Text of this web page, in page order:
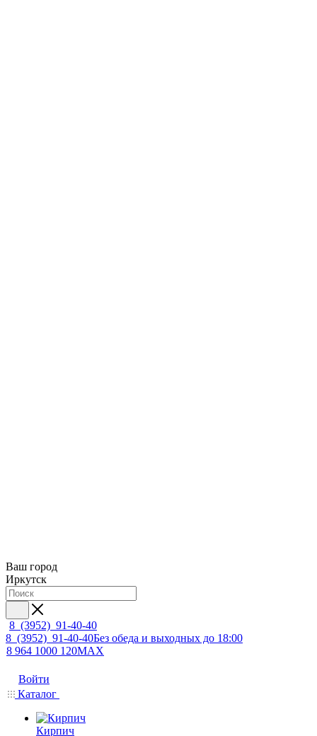
Ваш город
Иркутск
8 (3952) 91-40-40
8 (3952) 91-40-40Без обеда и выходных до 18:00
8 964 1000 120MAX
Войти
Каталог
Кирпич